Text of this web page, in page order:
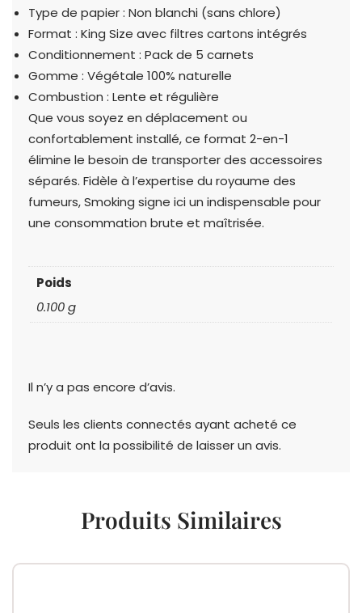
Type de papier : Non blanchi (sans chlore)
Format : King Size avec filtres cartons intégrés
Conditionnement : Pack de 5 carnets
Gomme : Végétale 100% naturelle
Combustion : Lente et régulière
Que vous soyez en déplacement ou
confortablement installé, ce format 2-en-1
élimine le besoin de transporter des accessoires
séparés. Fidèle à l’expertise du royaume des
fumeurs, Smoking signe ici un indispensable pour
une consommation brute et maîtrisée.
Poids
0.100 g
Il n’y a pas encore d’avis.
Seuls les clients connectés ayant acheté ce
produit ont la possibilité de laisser un avis.
Produits Similaires